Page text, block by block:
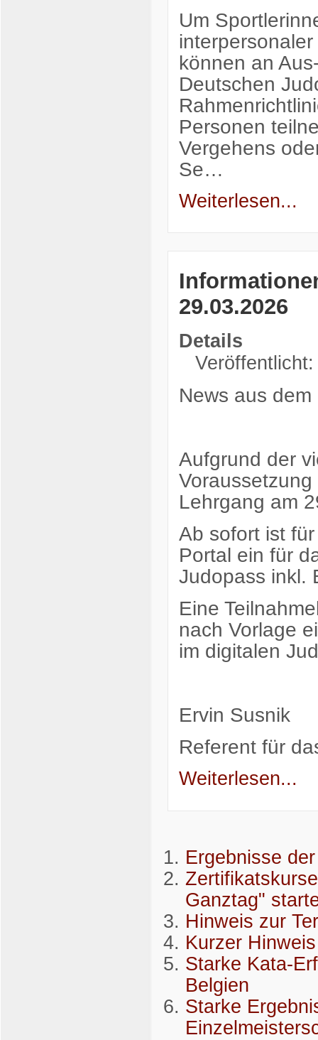
Um
können an
Deutschen
Personen
Vergehens
Se…
Weiterlesen...
29.03.2026
Details
News aus
Aufgrund der
Lehrgang am
Ab sofort ist
Portal ein für
Judopass inkl.
Eine
nach Vorlage
im digitalen
Ervin Susnik
Referent für
Weiterlesen...
Ergebnisse
Ganztag"
Hinweis zur
Kurzer
Starke Kata-
Belgien
Starke